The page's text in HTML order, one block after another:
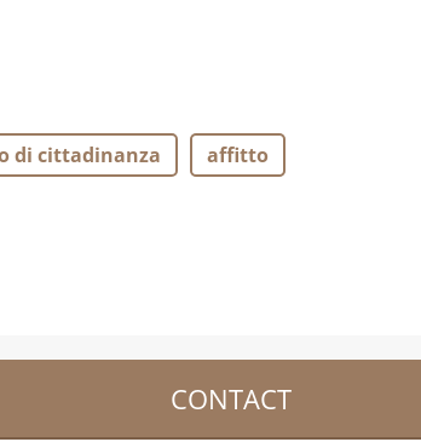
di cittadinanza affitto
CONTACT